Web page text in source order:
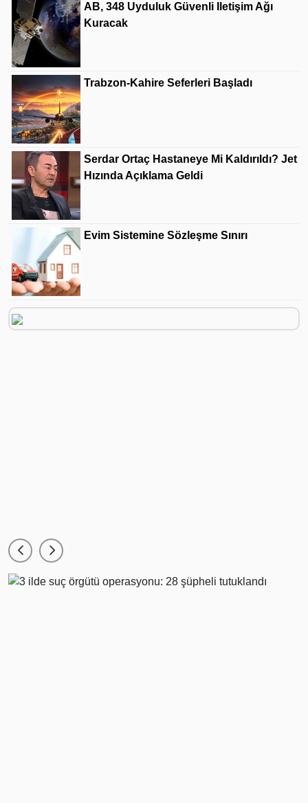
AB, 348 Uyduluk Güvenli Iletişim Ağı
Kuracak
Trabzon-Kahire Seferleri Başladı
Serdar Ortaç Hastaneye Mi Kaldırıldı? Jet
Hızında Açıklama Geldi
Evim Sistemine Sözleşme Sınırı